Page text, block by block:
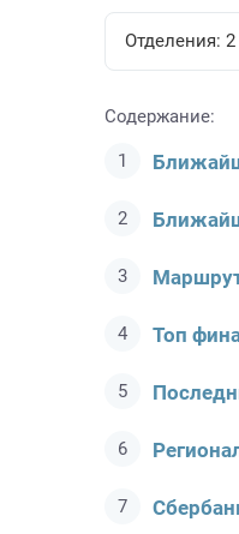
Отделения: 2
Содержание:
Топ